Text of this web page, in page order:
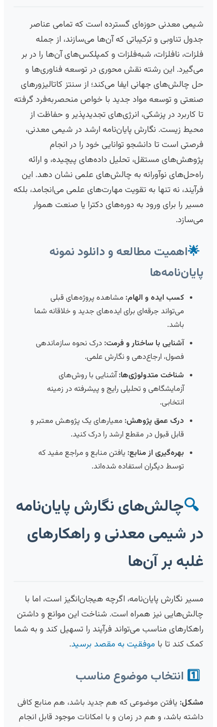
شیمی معدنی حوزه‌ای گسترده است که تمامی عناصر
جدول تناوبی و ترکیباتی که آن‌ها می‌سازند، از جمله
فلزات، نافلزات، شبه‌فلزات و کمپلکس‌های آن‌ها را در بر
می‌گیرد. این رشته نقش محوری در توسعه فناوری‌ها و
حل چالش‌های جهانی ایفا می‌کند؛ از سنتز کاتالیزورهای
صنعتی و توسعه مواد جدید با خواص منحصربه‌فرد گرفته
تا کاربرد در پزشکی، انرژی‌های تجدیدپذیر و حفاظت از
محیط زیست. نگارش پایان‌نامه ارشد در شیمی معدنی،
فرصتی است تا دانشجو توانایی خود را در انجام
پژوهش‌های مستقل، تحلیل داده‌های پیچیده، و ارائه
راه‌حل‌های نوآورانه به چالش‌های علمی نشان دهد. این
فرآیند، نه تنها به تقویت مهارت‌های علمی می‌انجامد، بلکه
مسیر را برای ورود به دوره‌های دکترا یا صنعت هموار
می‌سازد.
🌟اهمیت مطالعه و دانلود نمونه
پایان‌نامه‌ها
کسب ایده و الهام: مشاهده پروژه‌های قبلی
می‌تواند جرقه‌ای برای ایده‌های جدید و خلاقانه شما
باشد.
آشنایی با ساختار و فرمت: درک نحوه سازماندهی
فصول، ارجاع‌دهی و نگارش علمی.
شناخت متدولوژی‌ها:آشنایی با روش‌های
آزمایشگاهی و تحلیلی رایج و پیشرفته در زمینه
انتخابی.
درک عمق پژوهش: معیارهای یک پژوهش معتبر و
قابل قبول در مقطع ارشد را درک کنید.
بهره‌گیری از منابع: یافتن منابع و مراجع مفید که
توسط دیگران استفاده شده‌اند.
🔍چالش‌های نگارش پایان‌نامه
در شیمی معدنی و راهکارهای
غلبه بر آن‌ها
مسیر نگارش پایان‌نامه، اگرچه هیجان‌انگیز است، اما با
چالش‌هایی نیز همراه است. شناخت این موانع و داشتن
راهکارهای مناسب می‌تواند فرآیند را تسهیل کند و به شما
کمک کند تا با موفقیت به مقصد برسید.
1️⃣ انتخاب موضوع مناسب
مشکل: یافتن موضوعی که هم جدید باشد، هم منابع کافی
داشته باشد، و هم در زمان و با امکانات موجود قابل انجام